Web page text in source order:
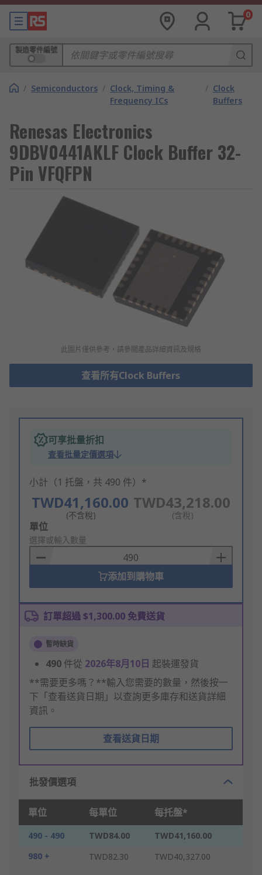
0
製造零件編號
/ Semiconductors / Clock, Timing &
Frequency ICs
/ Clock
Buffers
Renesas Electronics
9DBV0441AKLF Clock Buffer 32-
Pin VFQFPN
此圖片僅供參考，請參閲產品詳細資訊及規格
查看所有Clock Buffers
可享批量折扣
查看批量定價選項
小計（1 托盤，共 490 件）*
TWD41,160.00
(不含稅)
TWD43,218.00
(含稅)
Add
to
Basket
單位
選擇或輸入數量
添加到購物車
訂單超過 $1,300.00 免費送貨
暫時缺貨
490 件從 2026年8月10日 起裝運發貨
**需要更多嗎？**輸入您需要的數量，然後按一
下「查看送貨日期」以查詢更多庫存和送貨詳細
資訊。
查看送貨日期
批發價選項
單位 每單位 每托盤*
490 - 490 TWD84.00
TWD41,160.00
980 +
TWD82.30 TWD40,327.00